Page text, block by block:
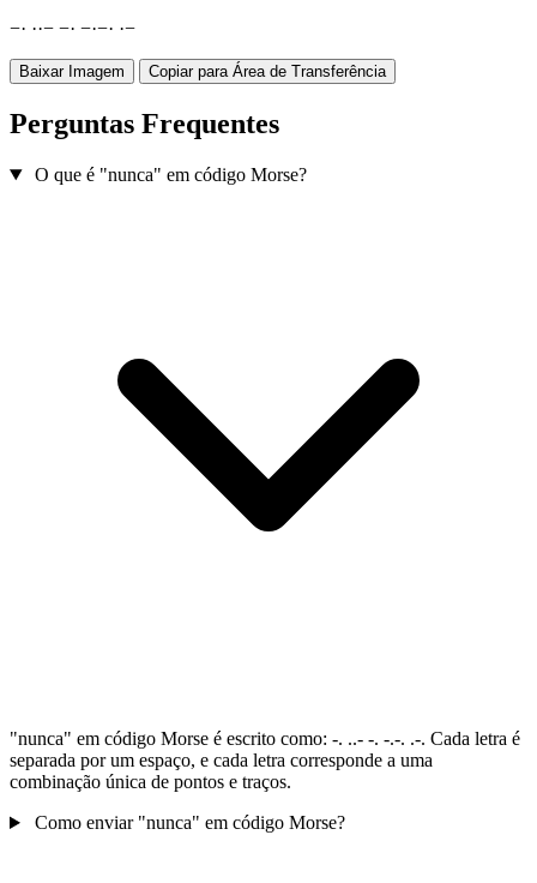
−· ··− −· −·−· ·−
Baixar Imagem Copiar para Área de Transferência
Perguntas Frequentes
O que é "nunca" em código Morse?
"nunca" em código Morse é escrito como: -. ..- -. -.-. .-. Cada letra é
separada por um espaço, e cada letra corresponde a uma
combinação única de pontos e traços.
Como enviar "nunca" em código Morse?